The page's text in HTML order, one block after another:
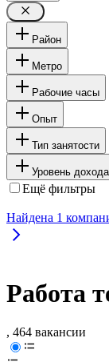
Район
Метро
Рабочие часы
Опыт
Тип занятости
Уровень дохода
Ещё фильтры
Найдена 1
Работа
, 464 вакансии